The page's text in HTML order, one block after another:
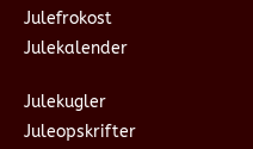
Julefrokost
Julekalender
Julekugler
Juleopskrifter